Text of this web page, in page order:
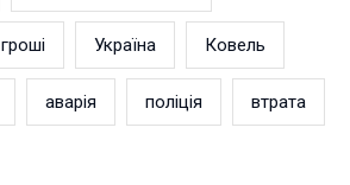
гроші Україна Ковель
аварія поліція втрата